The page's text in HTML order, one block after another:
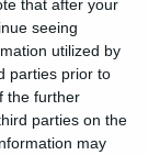
that after your
seeing
utilized by
parties prior to
the further
parties on the
may